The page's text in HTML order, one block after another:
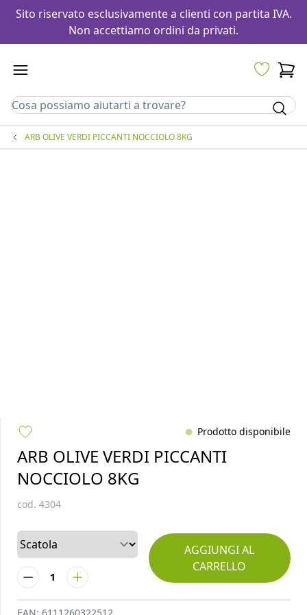
Sito riservato esclusivamente a clienti con partita IVA.
Non accettiamo ordini da privati.
ARB OLIVE VERDI PICCANTI NOCCIOLO 8KG
Prodotto disponibile
ARB OLIVE VERDI PICCANTI
NOCCIOLO 8KG
cod. 4304
1
AGGIUNGI AL
CARRELLO